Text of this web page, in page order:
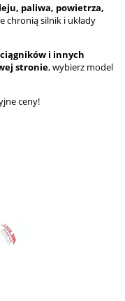
paliwa, powietrza,
chronią silnik i układy
i innych
stronie, wybierz model
ceny!